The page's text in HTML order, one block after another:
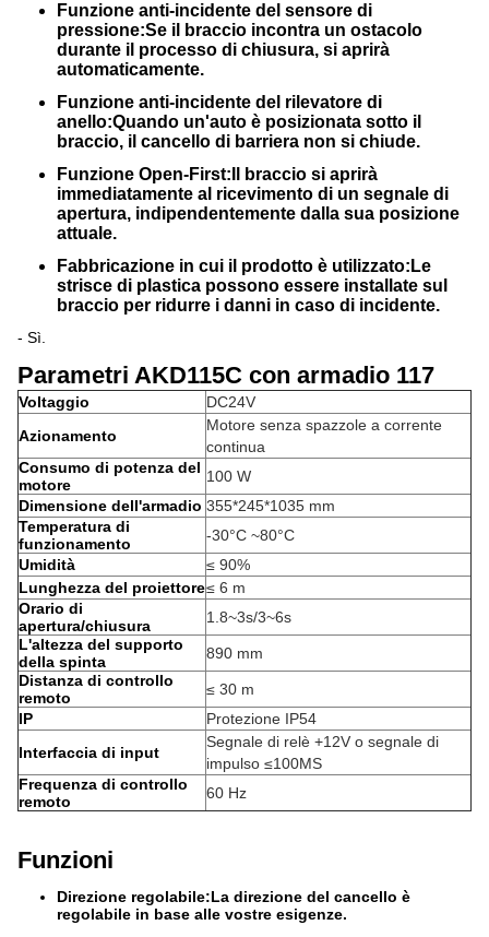
Funzione anti-incidente del sensore di
pressione:Se il braccio incontra un ostacolo
durante il processo di chiusura, si aprirà
automaticamente.
Funzione anti-incidente del rilevatore di
anello:Quando un'auto è posizionata sotto il
braccio, il cancello di barriera non si chiude.
Funzione Open-First: Il braccio si aprirà
immediatamente al ricevimento di un segnale di
apertura, indipendentemente dalla sua posizione
attuale.
Fabbricazione in cui il prodotto è utilizzato: Le
strisce di plastica possono essere installate sul
braccio per ridurre i danni in caso di incidente.
- Sì.
Parametri AKD115C con armadio 117
Voltaggio
DC24V
Azionamento
Motore senza spazzole a corrente
continua
Consumo di potenza del
motore
100 W
Dimensione dell'armadio 355*245*1035 mm
Temperatura di
funzionamento
-30°C ~80°C
Umidità
≤ 90%
Lunghezza del proiettore≤ 6 m
Orario di
apertura/chiusura
1.8~3s/3~6s
L'altezza del supporto
della spinta
890 mm
Distanza di controllo
remoto
≤ 30 m
IP
Protezione IP54
Interfaccia di input
Segnale di relè +12V o segnale di
impulso ≤100MS
Frequenza di controllo
remoto
60 Hz
Funzioni
Direzione regolabile:La direzione del cancello è
regolabile in base alle vostre esigenze.